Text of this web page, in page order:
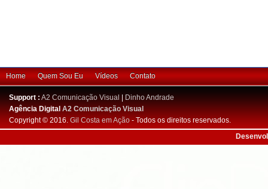
Home Quem Sou Eu Vídeos Contato
Support : A2 Comunicação Visual
Dinho Andrade
Agência DigitalA2 Comunicação Visual
Copyright © 2016. Gil Costa em Ação - Todos os direitos reservados.